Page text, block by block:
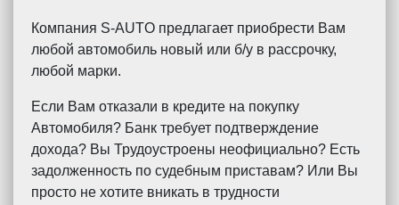
Компания S-AUTO предлагает приобрести Вам
любой автомобиль новый или б/у в рассрочку,
любой марки.
Если Вам отказали в кредите на покупку
Автомобиля? Банк требует подтверждение
дохода? Вы Трудоустроены неофициально? Есть
задолженность по судебным приставам? Или Вы
просто не хотите вникать в трудности